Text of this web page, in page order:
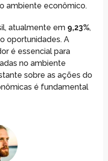
ambiente econômico.
atualmente em 9,23%,
oportunidades. A
é essencial para
no ambiente
sobre as ações do
é fundamental